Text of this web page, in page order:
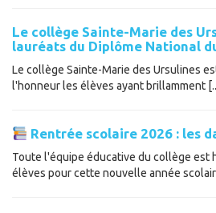
Le collège Sainte-Marie des
lauréats du Diplôme National
Le collège Sainte-Marie des Ursulines
l'honneur les élèves ayant brillamment
Rentrée scolaire 2026 : les
Toute l'équipe éducative du collège est
élèves pour cette nouvelle année